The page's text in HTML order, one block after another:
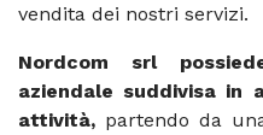
vendita dei nostri servizi.
Nordcom srl
aziendale suddivisa in
attività, partendo da